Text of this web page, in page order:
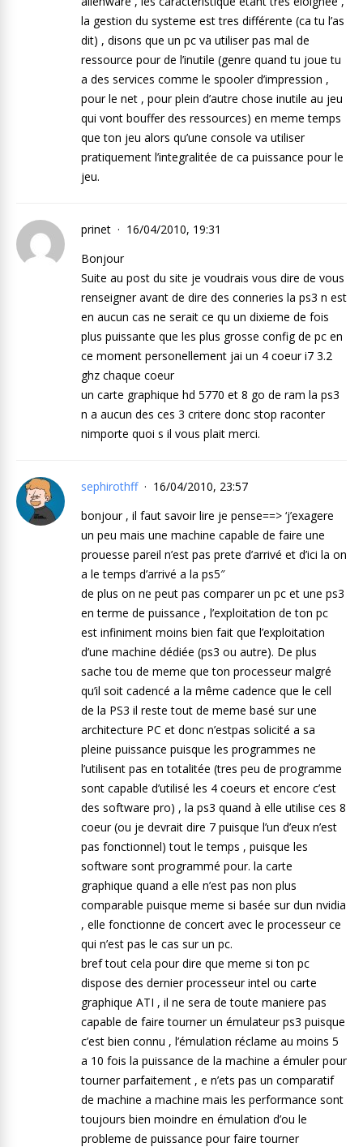
la gestion du systeme est tres différente (ca tu l’as
dit) , disons que un pc va utiliser pas mal de
ressource pour de l’inutile (genre quand tu joue tu
a des services comme le spooler d’impression ,
pour le net , pour plein d’autre chose inutile au jeu
qui vont bouffer des ressources) en meme temps
que ton jeu alors qu’une console va utiliser
pratiquement l’integralitée de ca puissance pour le
jeu.
prinet
16/04/2010, 19:31
Bonjour
Suite au post du site je voudrais vous dire de vous
renseigner avant de dire des conneries la ps3 n est
en aucun cas ne serait ce qu un dixieme de fois
plus puissante que les plus grosse config de pc en
ce moment personellement jai un 4 coeur i7 3.2
ghz chaque coeur
un carte graphique hd 5770 et 8 go de ram la ps3
n a aucun des ces 3 critere donc stop raconter
nimporte quoi s il vous plait merci.
sephirothff
16/04/2010, 23:57
bonjour , il faut savoir lire je pense==> ‘j’exagere
un peu mais une machine capable de faire une
prouesse pareil n’est pas prete d’arrivé et d’ici la on
a le temps d’arrivé a la ps5″
de plus on ne peut pas comparer un pc et une ps3
en terme de puissance , l’exploitation de ton pc
est infiniment moins bien fait que l’exploitation
d’une machine dédiée (ps3 ou autre). De plus
sache tou de meme que ton processeur malgré
qu’il soit cadencé a la même cadence que le cell
de la PS3 il reste tout de meme basé sur une
architecture PC et donc n’estpas solicité a sa
pleine puissance puisque les programmes ne
l’utilisent pas en totalitée (tres peu de programme
sont capable d’utilisé les 4 coeurs et encore c’est
des software pro) , la ps3 quand à elle utilise ces 8
coeur (ou je devrait dire 7 puisque l’un d’eux n’est
pas fonctionnel) tout le temps , puisque les
software sont programmé pour. la carte
graphique quand a elle n’est pas non plus
comparable puisque meme si basée sur dun nvidia
, elle fonctionne de concert avec le processeur ce
qui n’est pas le cas sur un pc.
bref tout cela pour dire que meme si ton pc
dispose des dernier processeur intel ou carte
graphique ATI , il ne sera de toute maniere pas
capable de faire tourner un émulateur ps3 puisque
c’est bien connu , l’émulation réclame au moins 5
a 10 fois la puissance de la machine a émuler pour
tourner parfaitement , e n’ets pas un comparatif
de machine a machine mais les performance sont
toujours bien moindre en émulation d’ou le
probleme de puissance pour faire tourner